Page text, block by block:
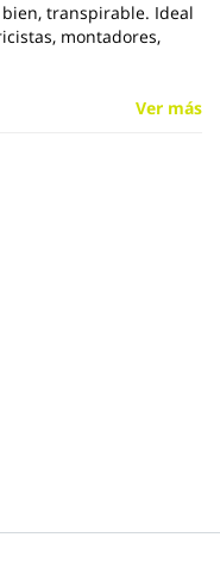
transpirable. Ideal
montadores,
Ver más